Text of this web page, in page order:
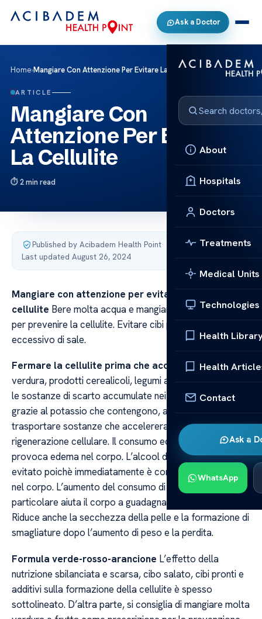
Ask a Doctor
About
Hospitals
Doctors
Treatments
Medical Units
Technologies
Health
Health
Contact
Ask a
WhatsApp
Home›Mangiare Con Attenzione Per Evitare La Cellulite
ARTICLE
Mangiare Con
Attenzione Per Evitare
La Cellulite
2 min read
Published by Acibadem Health Point·
Last updated August 26, 2024
Mangiare con attenzione per evitare la
cellulite Bere molta acqua e mangiare una dieta sana
per prevenire la cellulite. Evitare cibi pronti e consumo
eccessivo di sale.
Fermare la cellulite prima che accadaFrutta,
verdura, prodotti cerealicoli, legumi aiutano a rimuovere
le sostanze di scarto accumulate nei nostri tessuti, e
grazie al potassio che contengono, aiutano a
trasportare sostanze che accelereranno la
rigenerazione cellulare. Il consumo eccessivo di sale
provoca edema nel corpo. L’alcool dovrebbe essere
evitato poichè immediatamente è convertito in grasso
nel corpo. L’aumento del consumo di acqua in
particolare aiuta il corpo a guadagnare flessibilità.
Riduce anche la secchezza della pelle e la formazione di
smagliature dopo l’aumento di peso e la perdita.
Formula verde-rosso-arancione L’effetto della
nutrizione sbilanciata e scarsa, cibo salato, cibi pronti e
additivi sulla formazione della cellulite è spesso
sottolineato. D’altra parte, si consiglia di mangiare molta